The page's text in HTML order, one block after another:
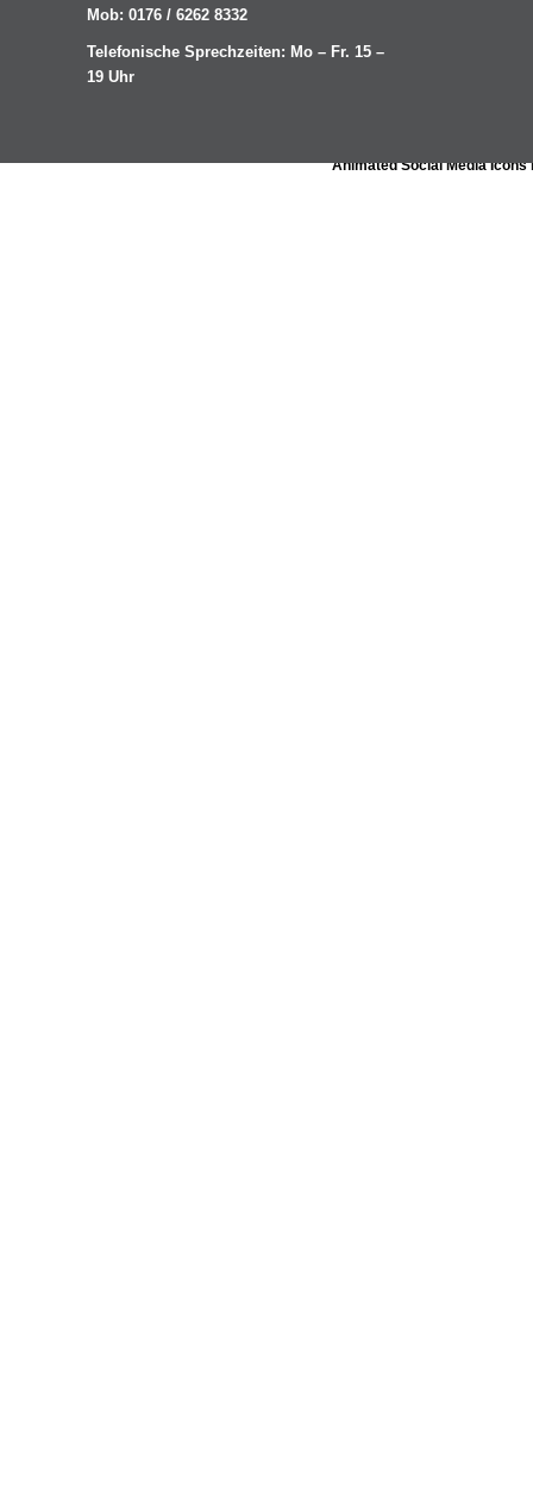
Mob: 0176 / 6262 8332
Telefonische Sprechzeiten: Mo – Fr. 15 –
19 Uhr
Animated Social Media Icons